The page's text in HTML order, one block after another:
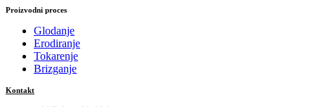
Proizvodni proces
Glodanje
Erodiranje
Tokarenje
Brizganje
Kontakt